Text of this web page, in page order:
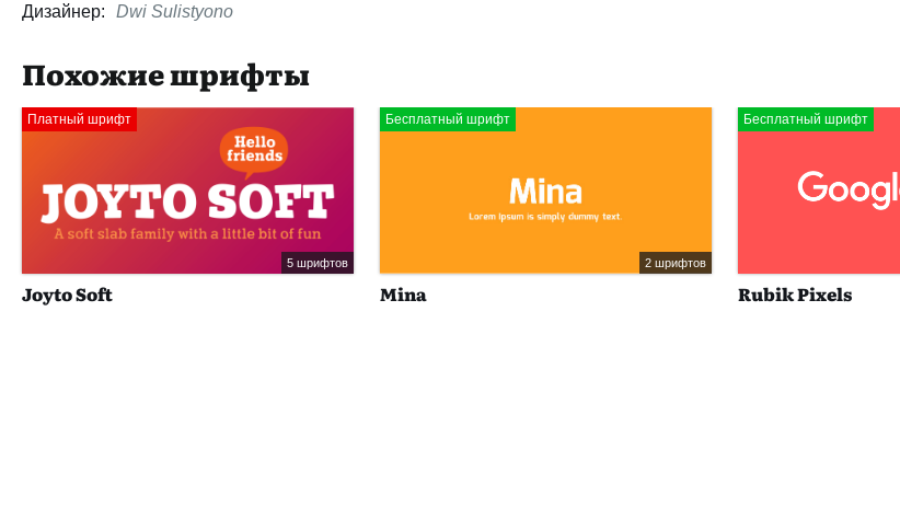
Дизайнер:
Dwi Sulistyono
Похожие шрифты
Платный шрифт
5 шрифтов
Joyto Soft
Бесплатный шрифт
2 шрифтов
Mina
Бесплатный шрифт
Rubik Pixels